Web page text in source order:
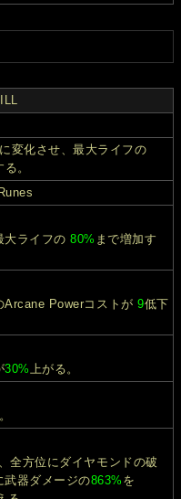
変化させ、最大ライフの
。
大ライフの80% まで増加す
Arcane Powerコストが9低下
30% 上がる。
全方位にダイヤモンドの破
武器ダメージの863% を